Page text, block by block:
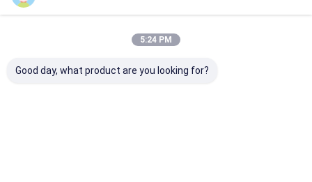
câble optique de fibre d'opgw
Nos Catégories
5:24 PM
Good day, what product are you looking for?